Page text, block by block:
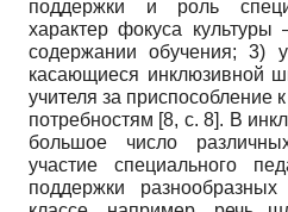
поддержки и роль
характер фокуса
содержании обучения; 3)
касающиеся инклюзивной
учителя за приспособление
потребностям [8, с. 8]. В
большое число
участие специального
поддержки